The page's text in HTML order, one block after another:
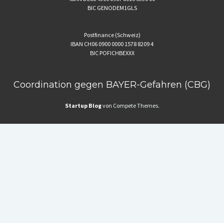
BIC GENODEM1GLS
Postfinance (Schweiz)
IBAN CH06 0900 0000 1578 8209 4
BIC POFICHBEXXX
Coordination gegen BAYER-Gefahren (CBG)
Startup Blogvon Compete Themes.